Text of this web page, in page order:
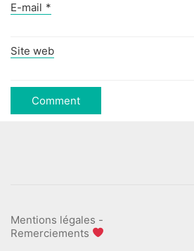
E-mail *
Site web
Mentions légales -
Remerciements